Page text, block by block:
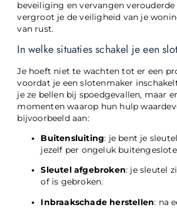
beveiliging en vervangen verouderde
vergroot je de veiligheid van je
van rust.
In welke situaties schakel je een
Je hoeft niet te wachten tot er een
voordat je een slotenmaker
je ze bellen bij spoedgevallen, maar
momenten waarop hun hulp
bijvoorbeeld aan:
Buitensluiting: je bent je
jezelf per ongeluk
Sleutel afgebroken: je sleutel
of is gebroken.
Inbraakschade herstellen: na